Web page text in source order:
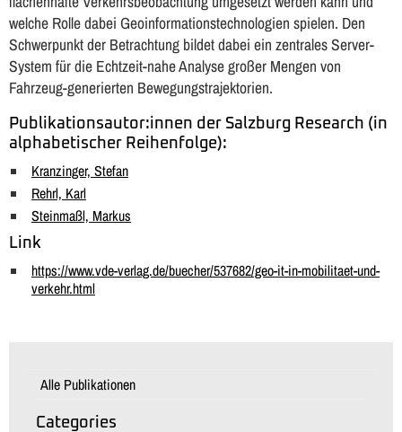
welche Rolle dabei Geoinformationstechnologien spielen. Den
Schwerpunkt der Betrachtung bildet dabei ein zentrales Server-
System für die Echtzeit-nahe Analyse großer Mengen von
Fahrzeug-generierten Bewegungstrajektorien.
Publikationsautor:innen der Salzburg Research (in
alphabetischer Reihenfolge):
Kranzinger, Stefan
Rehrl, Karl
Steinmaßl, Markus
Link
https://www.vde-verlag.de/buecher/537682/geo-it-in-mobilitaet-und-
verkehr.html
Alle Publikationen
Categories